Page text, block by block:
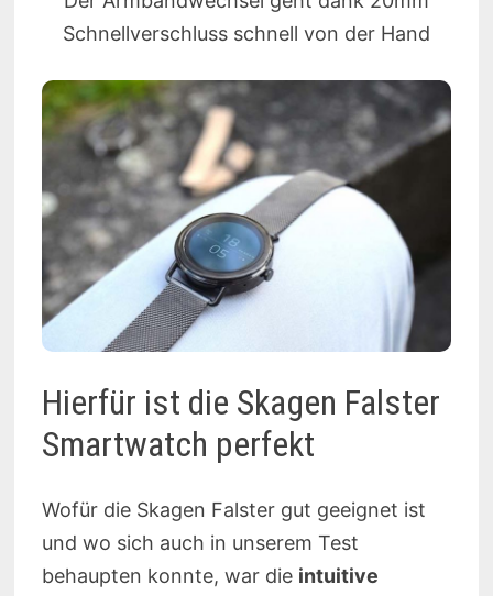
Schnellverschluss schnell von der Hand
Hierfür ist die Skagen Falster
Smartwatch perfekt
Wofür die Skagen Falster gut geeignet ist
und wo sich auch in unserem Test
behaupten konnte, war die intuitive